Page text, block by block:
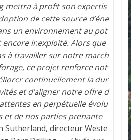
mettra à profit son expertis
de cette source d’éne
un environnement au pot
inexploité. Alors que
à travailler sur notre march
ce projet renforce not
continuellement la dur
et d’aligner notre offre d
en perpétuelle évolu
et de nos parties prenante
Sutherland, directeur Weste